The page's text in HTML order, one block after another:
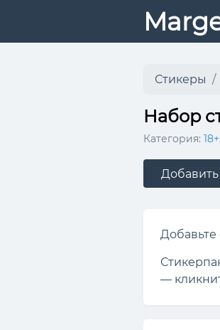
Стикеры
Набор
Категория: 18+
Добавьте
—